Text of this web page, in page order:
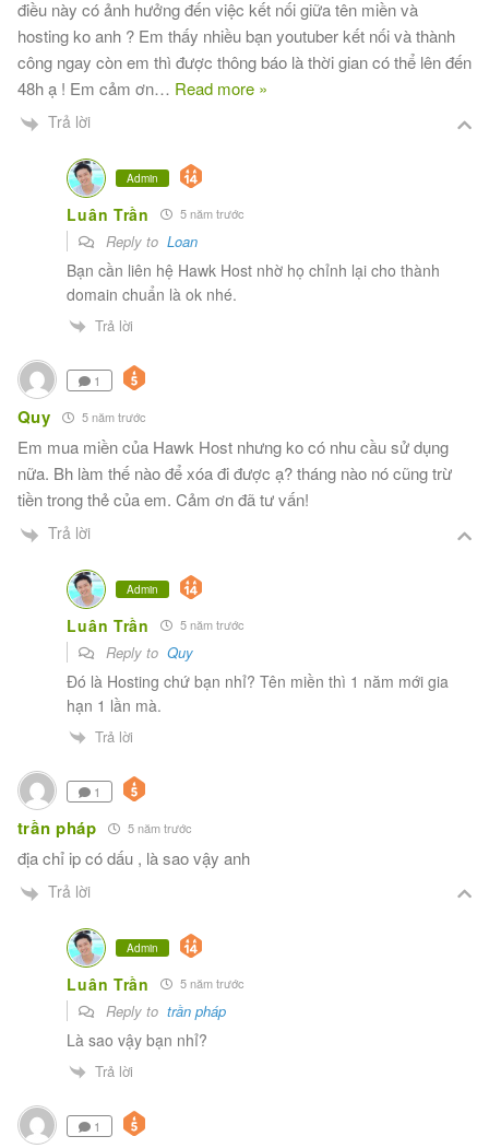
điều này có ảnh hưởng đến việc kết nối giữa tên miền và
hosting ko anh ? Em thấy nhiều bạn youtuber kết nối và thành
công ngay còn em thì được thông báo là thời gian có thể lên đến
48h ạ ! Em cảm ơn… Read more »
Trả lời
Admin
Luân Trần 5 năm trước
Reply toLoan
Bạn cần liên hệ Hawk Host nhờ họ chỉnh lại cho thành
domain chuẩn là ok nhé.
Trả lời
1
Quy 5 năm trước
Em mua miền của Hawk Host nhưng ko có nhu cầu sử dụng
nữa. Bh làm thế nào để xóa đi được ạ? tháng nào nó cũng trừ
tiền trong thẻ của em. Cảm ơn đã tư vấn!
Trả lời
Admin
Luân Trần 5 năm trước
Reply toQuy
Đó là Hosting chứ bạn nhỉ? Tên miền thì 1 năm mới gia
hạn 1 lần mà.
Trả lời
1
trần pháp 5 năm trước
địa chỉ ip có dấu , là sao vậy anh
Trả lời
Admin
Luân Trần 5 năm trước
Reply totrần pháp
Là sao vậy bạn nhỉ?
Trả lời
1